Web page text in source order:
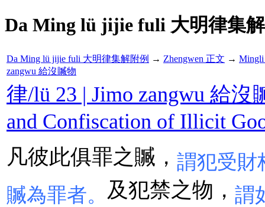
Da Ming lü jijie fuli 大明律集
Da Ming lü jijie fuli 大明律集解附例 → Zhengwen 正文 →
zangwu 給沒贓物
律/lü 23 | Jimo zangwu 給沒
and Confiscation of Illicit
凡彼此俱罪之贓， 謂犯受財
贓為罪者。 及犯禁之物， 謂